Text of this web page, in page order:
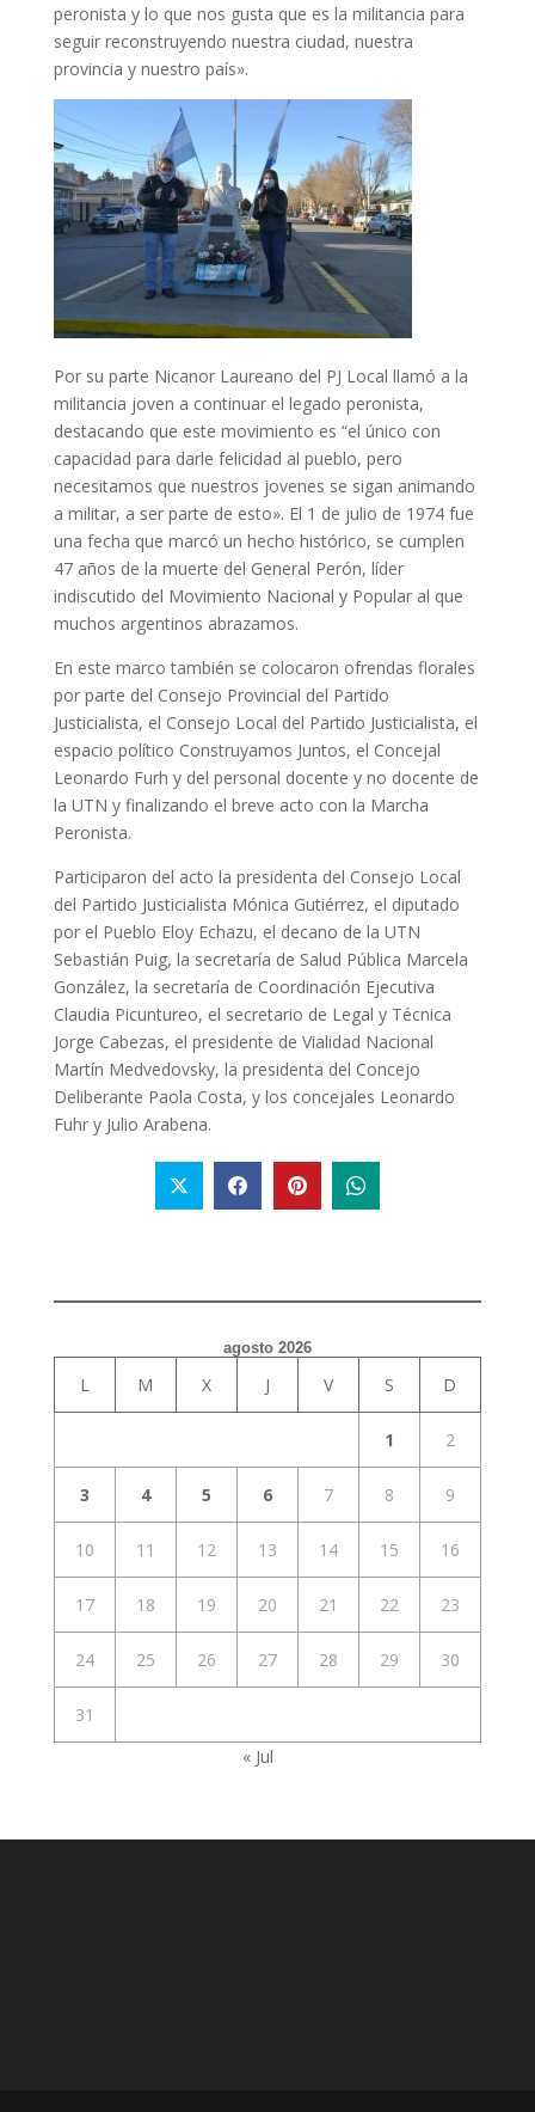
peronista y lo que nos gusta que es la militancia para
seguir reconstruyendo nuestra ciudad, nuestra
provincia y nuestro país».
Por su parte Nicanor Laureano del PJ Local llamó a la
militancia joven a continuar el legado peronista,
destacando que este movimiento es “el único con
capacidad para darle felicidad al pueblo, pero
necesitamos que nuestros jovenes se sigan animando
a militar, a ser parte de esto». El 1 de julio de 1974 fue
una fecha que marcó un hecho histórico, se cumplen
47 años de la muerte del General Perón, líder
indiscutido del Movimiento Nacional y Popular al que
muchos argentinos abrazamos.
En este marco también se colocaron ofrendas florales
por parte del Consejo Provincial del Partido
Justicialista, el Consejo Local del Partido Justicialista, el
espacio político Construyamos Juntos, el Concejal
Leonardo Furh y del personal docente y no docente de
la UTN y finalizando el breve acto con la Marcha
Peronista.
Participaron del acto la presidenta del Consejo Local
del Partido Justicialista Mónica Gutiérrez, el diputado
por el Pueblo Eloy Echazu, el decano de la UTN
Sebastián Puig, la secretaría de Salud Pública Marcela
González, la secretaría de Coordinación Ejecutiva
Claudia Picuntureo, el secretario de Legal y Técnica
Jorge Cabezas, el presidente de Vialidad Nacional
Martín Medvedovsky, la presidenta del Concejo
Deliberante Paola Costa, y los concejales Leonardo
Fuhr y Julio Arabena.
agosto 2026
L M X J V S D
1 2
3 4 5 6 7 8 9
10 11 12 13 14 15 16
17 18 19 20 21 22 23
24 25 26 27 28 29 30
31
« Jul